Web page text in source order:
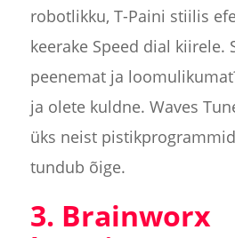
robotlikku, T-Paini stiilis
keerake Speed dial kiirele.
peenemat ja
ja olete kuldne. Waves
üks neist
tundub õige.
3. Brainworx